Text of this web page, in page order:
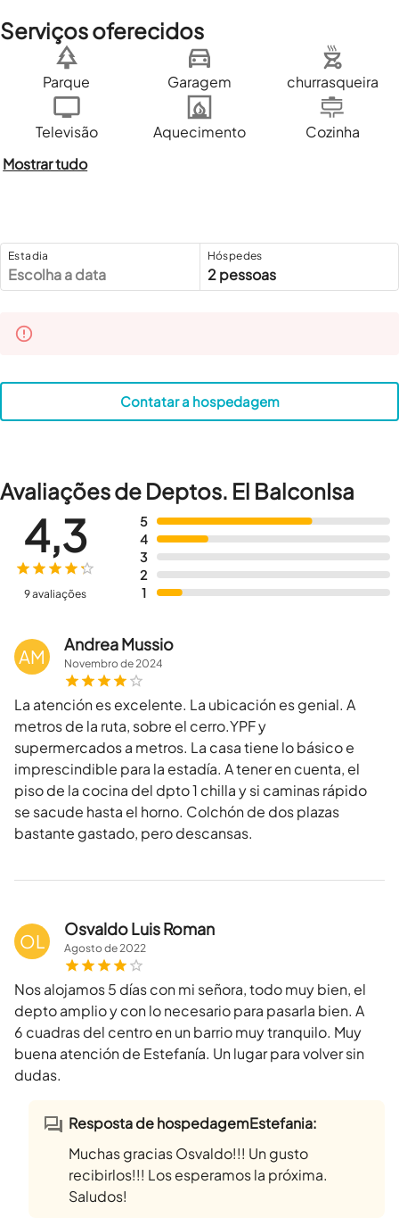
Serviços oferecidos
Parque Garagem churrasqueira
Televisão Aquecimento
Cozinha
Mostrar tudo
Estadia
Escolha a data
Hóspedes
2 pessoas
Contatar a hospedagem
Avaliações de Deptos. El BalconIsa
5
4
3
2
1
4,3
9 avaliações
AM
Andrea Mussio
Novembrode2024
La atención es excelente. La ubicación es genial. A
metros de la ruta, sobre el cerro.YPF y
supermercados a metros. La casa tiene lo básico e
imprescindible para la estadía. A tener en cuenta, el
piso de la cocina del dpto 1 chilla y si caminas rápido
se sacude hasta el horno. Colchón de dos plazas
bastante gastado, pero descansas.
OL
Osvaldo Luis Roman
Agostode2022
Nos alojamos 5 días con mi señora, todo muy bien, el
depto amplio y con lo necesario para pasarla bien. A
6 cuadras del centro en un barrio muy tranquilo. Muy
buena atención de Estefanía. Un lugar para volver sin
dudas.
Resposta de hospedagemEstefania:
Muchas gracias Osvaldo!!! Un gusto
recibirlos!!! Los esperamos la próxima.
Saludos!